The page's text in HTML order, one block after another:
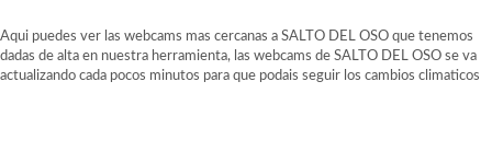
Aqui puedes ver las webcams mas cercanas a SALTO DEL OSO que tenemos
dadas de alta en nuestra herramienta, las webcams de SALTO DEL OSO se va
actualizando cada pocos minutos para que podais seguir los cambios climaticos